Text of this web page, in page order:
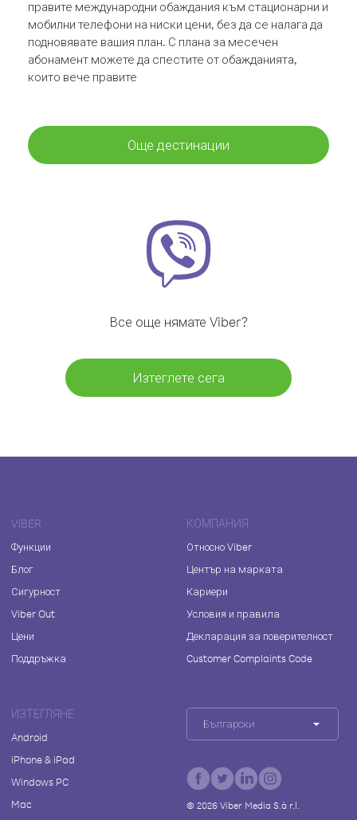
правите международни обаждания към стационарни и
мобилни телефони на ниски цени, без да се налага да
подновявате вашия план. С плана за месечен
абонамент можете да спестите от обажданията,
които вече правите
Още дестинации
Все още нямате Viber?
Изтеглете сега
VIBER
Функции
Блог
Сигурност
Viber Out
Цени
Поддръжка
КОМПАНИЯ
Относно Viber
Център на марката
Кариери
Условия и правила
Декларация за поверителност
Customer Complaints Code
ИЗТЕГЛЯНЕ
Android
iPhone & iPad
Windows PC
Mac
Български
© 2026Viber Media S.à r.l.